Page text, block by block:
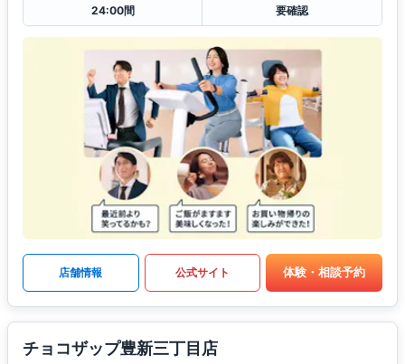
24:00間
要確認
店舗情報 公式サイト 体験・相談予約
チョコザップ豊新三丁目店